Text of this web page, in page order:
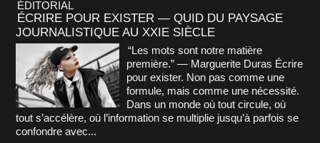
ÉDITORIAL
ÉCRIRE POUR EXISTER — QUID DU PAYSAGE
JOURNALISTIQUE AU XXIE SIÈCLE
“Les mots sont notre matière
première.” — Marguerite Duras Écrire
pour exister. Non pas comme une
formule, mais comme une nécessité.
Dans un monde où tout circule, où
tout s’accélère, où l’information se multiplie jusqu’à parfois se
confondre avec...